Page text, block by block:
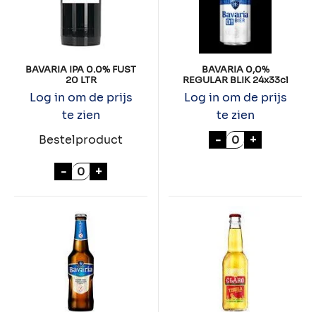
BAVARIA IPA 0.0% FUST
20 LTR
Log in om de prijs
te zien
Bestelproduct
- BAVARIA IPA 0.0% FUST 20 LTR aantal
+
BAVARIA 0,0%
REGULAR BLIK 24x33cl
Log in om de prijs
te zien
- BAVARIA 0,0%
+